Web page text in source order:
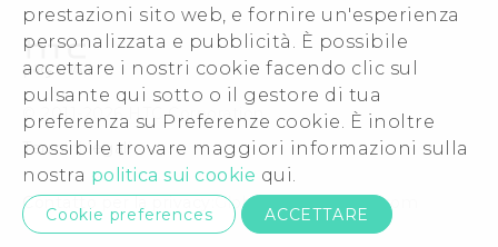
prestazioni sito web, e fornire un'esperienza
personalizzata e pubblicità. È possibile
accettare i nostri cookie facendo clic sul
pulsante qui sotto o il gestore di tua
preferenza su Preferenze cookie. È inoltre
possibile trovare maggiori informazioni sulla
nostra politica sui cookie qui.
Cookie preferences ACCETTARE
Uffici Commerciali
Investitori (Inglese)
Cookie Preferences
Lavora con noi
Security and Privacy Whitepaper
© 2011-2026 HTC Corporation
Termini legali
Contatto per la privacy: Global-Privacy@htc.com